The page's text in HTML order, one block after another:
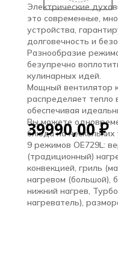
Электрические
это современные,
устройства,
долговечность и
Разнообразие
безупречно
кулинарных идей.
Мощный вентилятор
распределяет тепло
обеспечивая
Вы можете
блюда на нескольких
9 режимов OE729L:
(традиционный)
конвекцией, гриль
нагревом (большой),
нижний нагрев,
нагреватель),
39990,00₽